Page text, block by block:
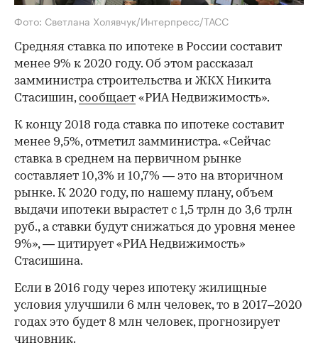
Фото: Светлана Холявчук/Интерпресс/ТАСС
Средняя ставка по ипотеке в России составит
менее 9% к 2020 году. Об этом рассказал
замминистра строительства и ЖКХ Никита
Стасишин,сообщает «РИА Недвижимость».
К концу 2018 года ставка по ипотеке составит
менее 9,5%, отметил замминистра. «Сейчас
ставка в среднем на первичном рынке
составляет 10,3% и 10,7% — это на вторичном
рынке. К 2020 году, по нашему плану, объем
выдачи ипотеки вырастет с 1,5 трлн до 3,6 трлн
руб., а ставки будут снижаться до уровня менее
9%», — цитирует «РИА Недвижимость»
Стасишина.
Если в 2016 году через ипотеку жилищные
условия улучшили 6 млн человек, то в 2017–2020
годах это будет 8 млн человек, прогнозирует
чиновник.